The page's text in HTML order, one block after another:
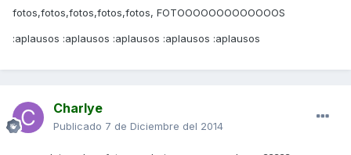
fotos,fotos,fotos,fotos,fotos, FOTOOOOOOOOOOOOOS
:aplausos :aplausos :aplausos :aplausos :aplausos
Charlye
Publicado 7 de Diciembre del 2014